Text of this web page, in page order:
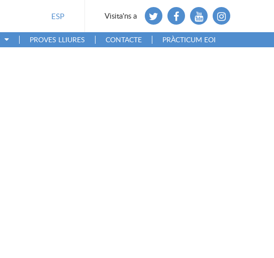
ESP Visita'ns a
PROVES LLIURES CONTACTE PRÀCTICUM EOI